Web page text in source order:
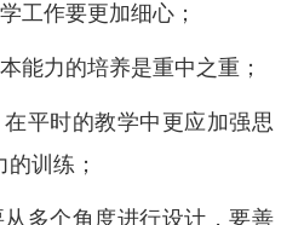
工作要更加细心；
能力的培养是重中之重；
平时的教学中更应加强思
训练；
多个角度进行设计，要善